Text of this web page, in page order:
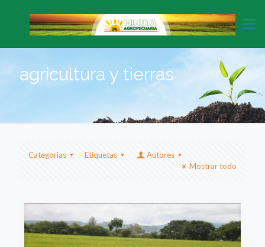
agricultura y tierras
Categorias Etiquetas
Autores
Mostrar todo